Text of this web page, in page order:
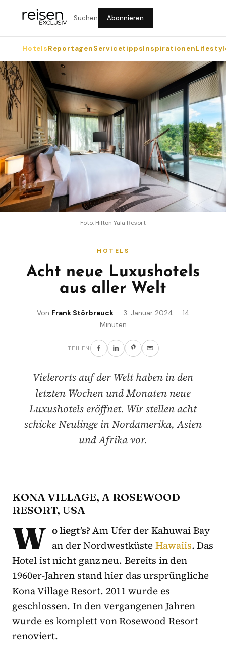
Suchen Abonnieren
HotelsReportagenServicetippsInspirationen
Foto: Hilton Yala Resort
HOTELS
Acht neue Luxushotels
aus aller Welt
Von Frank Störbrauck· 3. Januar 2024 · 14
Minuten
TEILEN
Vielerorts auf der Welt haben in den
letzten Wochen und Monaten neue
Luxushotels eröffnet. Wir stellen acht
schicke Neulinge in Nordamerika, Asien
und Afrika vor.
KONA VILLAGE, A ROSEWOOD
RESORT, USA
W o liegt’s?Am Ufer der Kahuwai Bay
an der NordwestküsteHawaiis. Das
Hotel ist nicht ganz neu. Bereits in den
1960er-Jahren stand hier das ursprüngliche
Kona Village Resort. 2011 wurde es
geschlossen. In den vergangenen Jahren
wurde es komplett von Rosewood Resort
renoviert.